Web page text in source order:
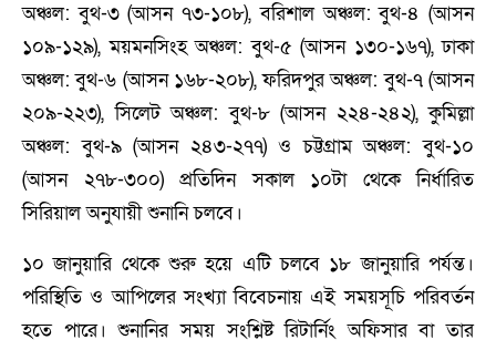
অঞ্চল: বুথ-৩ (আসন ৭৩-১০৮), বরিশাল অঞ্চল: বুথ-৪ (আসন
১০৯-১২৯), ময়মনসিংহ অঞ্চল: বুথ-৫ (আসন ১৩০-১৬৭), ঢাকা
অঞ্চল: বুথ-৬ (আসন ১৬৮-২০৮), ফরিদপুর অঞ্চল: বুথ-৭ (আসন
২০৯-২২৩), সিলেট অঞ্চল: বুথ-৮ (আসন ২২৪-২৪২), কুমিল্লা
অঞ্চল: বুথ-৯ (আসন ২৪৩-২৭৭) ও চট্টগ্রাম অঞ্চল: বুথ-১০
(আসন ২৭৮-৩০০) প্রতিদিন সকাল ১০টা থেকে নির্ধারিত
সিরিয়াল অনুযায়ী শুনানি চলবে।
১০ জানুয়ারি থেকে শুরু হয়ে এটি চলবে ১৮ জানুয়ারি পর্যন্ত।
পরিস্থিতি ও আপিলের সংখ্যা বিবেচনায় এই সময়সূচি পরিবর্তন
হতে পারে। শুনানির সময় সংশ্লিষ্ট রিটার্নিং অফিসার বা তার